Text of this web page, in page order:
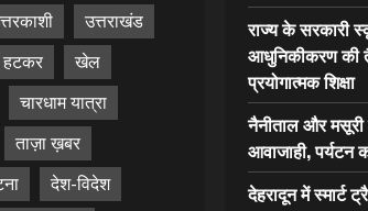
उत्तराखंड
खेल
चारधाम यात्रा
ताज़ा ख़बर
देश-विदेश
राज्य के सरकारी
आधुनिकीकरण की
प्रयोगात्मक शिक्षा
नैनीताल और मसूरी
आवाजाही, पर्यटन
देहरादून में स्मार्ट